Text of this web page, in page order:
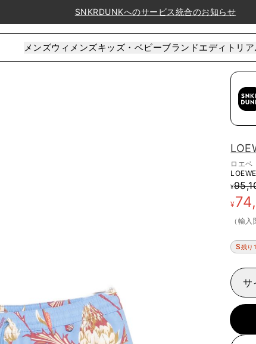
SNKRDUNKへのサービス統合のお知らせ
メンズウィメンズキッズ・ベビーブランドエディトリア
ロエベ
¥
¥
（輸
S残り
サ